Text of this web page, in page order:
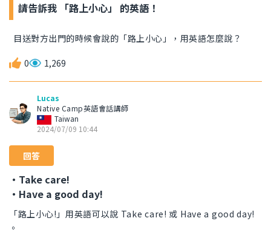
請告訴我 「路上小心」 的英語！
目送對方出門的時候會說的「路上小心」，用英語怎麼說？
0 1,269
Lucas
Native Camp英語會話講師
Taiwan
2024/07/09 10:44
回答
・Take care!
・Have a good day!
「路上小心!」用英語可以說 Take care! 或 Have a good day!
。